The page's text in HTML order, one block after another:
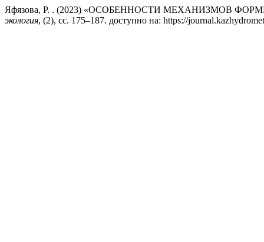
Яфязова, Р. . (2023) «ОСОБЕННОСТИ МЕХАНИЗМОВ
экология, (2), сс. 175–187. доступно на: https://